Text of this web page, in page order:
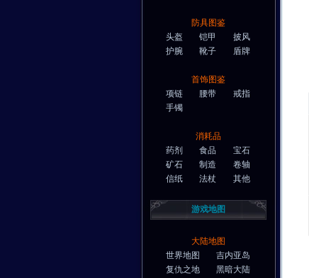
防具图鉴
头盔
铠甲
披风
护腕
靴子 盾牌
首饰图鉴
项链
腰带
戒指
手镯
消耗品
药剂
食品
宝石
矿石
制造
卷轴
信纸
法杖 其他
游戏地图
大陆地图
世界地图
吉内亚岛
复仇之地
黑暗大陆